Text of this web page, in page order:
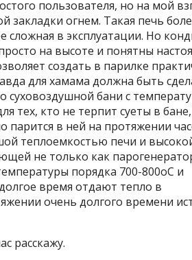
пользователя, но на мой
закладки огнем. Такая печь
сложная в эксплуатации. Но
на высоте и понятны
создать в парилке
для хамама должна быть
суховоздушной бани с
тех, кто не терпит суеты в бане,
в ней на протяжении
теплоемкостью печи и
не только как
порядка 700-800оС и
время отдают тепло в
очень долгого времени
расскажу.